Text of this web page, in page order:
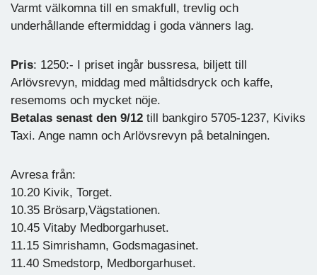
Varmt välkomna till en smakfull, trevlig och
underhållande eftermiddag i goda vänners lag.
Pris: 1250:- I priset ingår bussresa, biljett till
Arlövsrevyn, middag med måltidsdryck och kaffe,
resemoms och mycket nöje.
Betalas senast den 9/12 till bankgiro 5705-1237, Kiviks
Taxi. Ange namn och Arlövsrevyn på betalningen.
Avresa från:
10.20 Kivik, Torget.
10.35 Brösarp,Vägstationen.
10.45 Vitaby Medborgarhuset.
11.15 Simrishamn, Godsmagasinet.
11.40 Smedstorp, Medborgarhuset.